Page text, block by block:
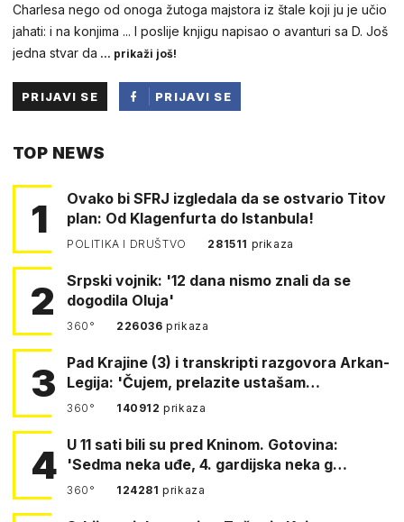
Charlesa nego od onoga žutoga majstora iz štale koji ju je učio
jahati: i na konjima ... I poslije knjigu napisao o avanturi sa D. Još
jedna stvar da ... prikaži još!
PRIJAVI SE
PRIJAVI SE
TOP NEWS
1
Ovako bi SFRJ izgledala da se ostvario Titov
plan: Od Klagenfurta do Istanbula!
POLITIKA I DRUŠTVO 281511 prikaza
2
Srpski vojnik: '12 dana nismo znali da se
dogodila Oluja'
360° 226036prikaza
3
Pad Krajine (3) i transkripti razgovora Arkan-
Legija: 'Čujem, prelazite ustašam…
360° 140912prikaza
4 U 11 sati bili su pred Kninom. Gotovina:
'Sedma neka uđe, 4. gardijska neka g…
360° 124281prikaza